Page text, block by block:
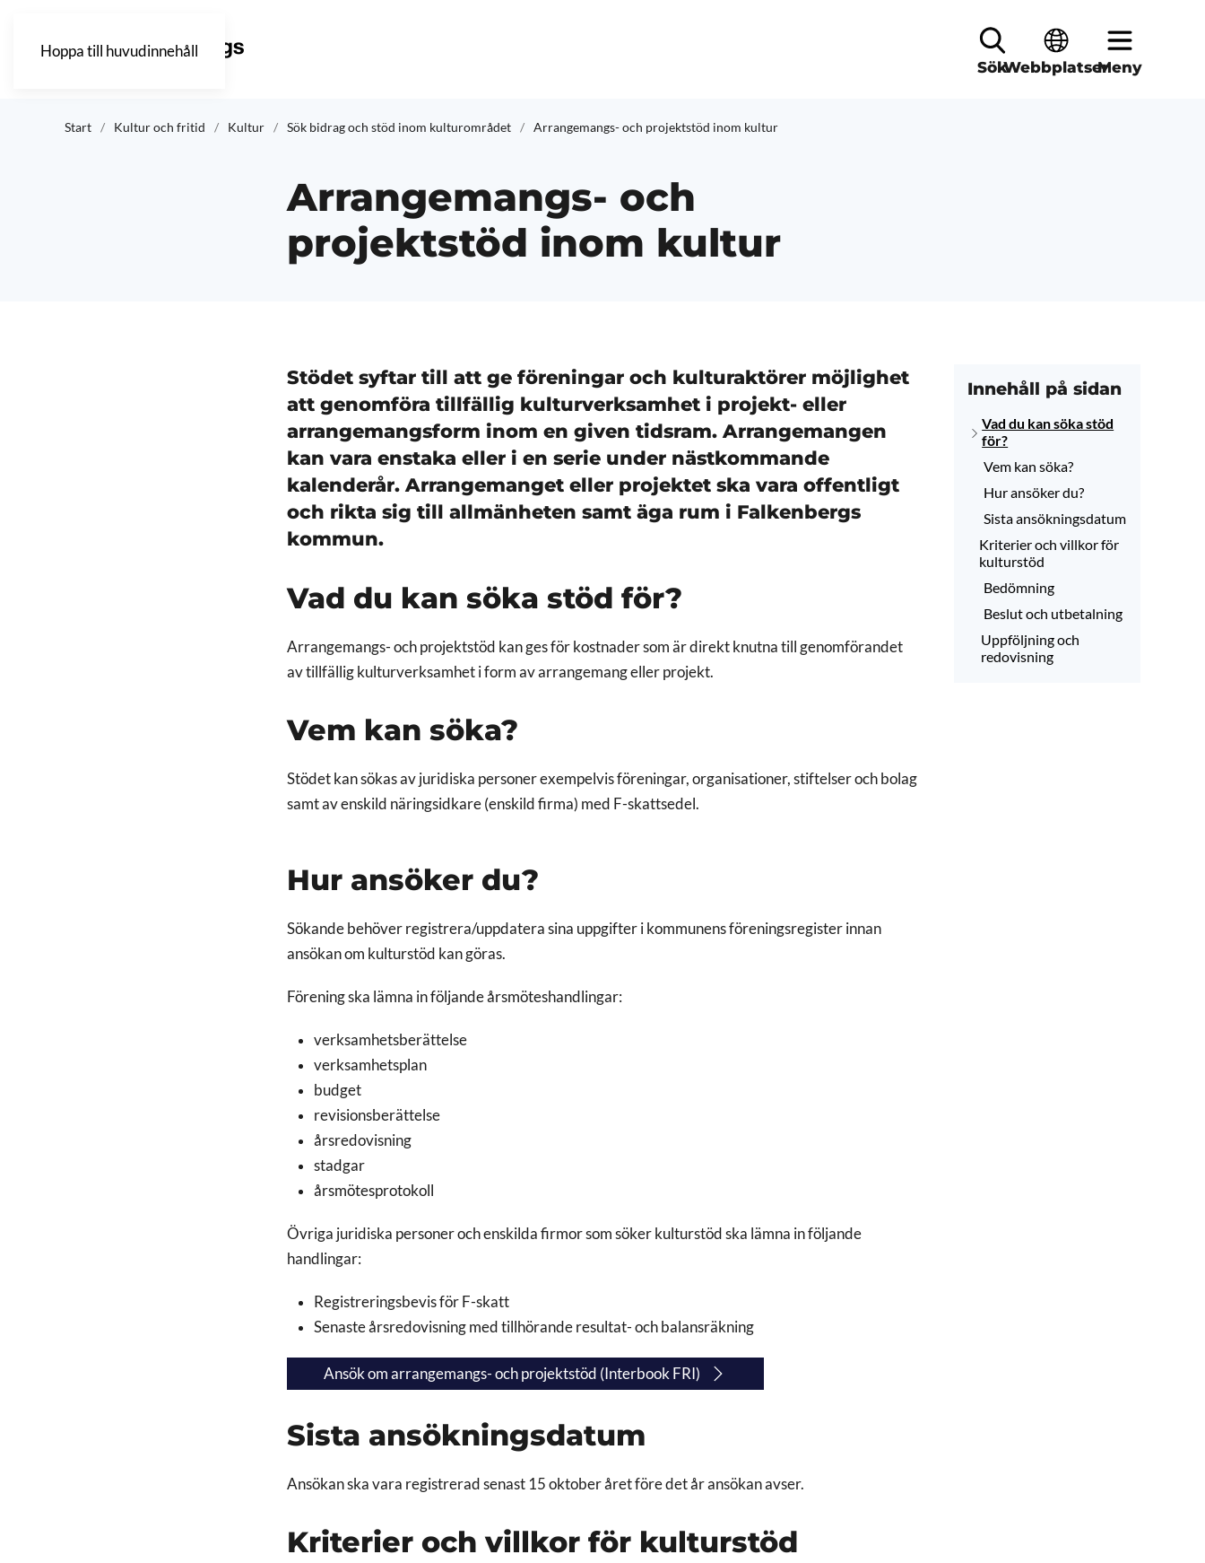
Hoppa till huvudinnehåll
SökWebbplatserMeny
Start Kultur och fritid Kultur Sök bidrag och stöd inom kulturområdet Arrangemangs- och projektstöd inom kultur
Arrangemangs- och
projektstöd inom kultur
Stödet syftar till att ge föreningar och kulturaktörer möjlighet
att genomföra tillfällig kulturverksamhet i projekt- eller
arrangemangsform inom en given tidsram. Arrangemangen
kan vara enstaka eller i en serie under nästkommande
kalenderår. Arrangemanget eller projektet ska vara offentligt
och rikta sig till allmänheten samt äga rum i Falkenbergs
kommun.
Vad du kan söka stöd för?
Arrangemangs- och projektstöd kan ges för kostnader som är direkt knutna till genomförandet
av tillfällig kulturverksamhet i form av arrangemang eller projekt.
Vem kan söka?
Stödet kan sökas av juridiska personer exempelvis föreningar, organisationer, stiftelser och bolag
samt av enskild näringsidkare (enskild firma) med F-skattsedel.
Hur ansöker du?
Sökande behöver registrera/uppdatera sina uppgifter i kommunens föreningsregister innan
ansökan om kulturstöd kan göras.
Förening ska lämna in följande årsmöteshandlingar:
verksamhetsberättelse
verksamhetsplan
budget
revisionsberättelse
årsredovisning
stadgar
årsmötesprotokoll
Övriga juridiska personer och enskilda firmor som söker kulturstöd ska lämna in följande
handlingar:
Registreringsbevis för F-skatt
Senaste årsredovisning med tillhörande resultat- och balansräkning
Ansök om arrangemangs- och projektstöd (Interbook FRI)
Sista ansökningsdatum
Ansökan ska vara registrerad senast 15 oktober året före det år ansökan avser.
Kriterier och villkor för kulturstöd
Innehåll på sidan
Vad du kan söka stöd
för?
Vem kan söka?
Hur ansöker du?
Sista ansökningsdatum
Kriterier och villkor för
kulturstöd
Bedömning
Beslut och utbetalning
Uppföljning och
redovisning